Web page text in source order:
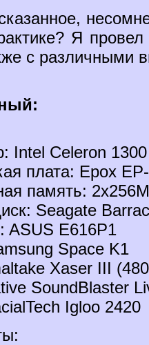
Я
с различными
Intel Celeron 1300
плата: Epox
память:
Seagate
ASUS E616P1
Space K1
Xaser III
SoundBlaster
Igloo 2420